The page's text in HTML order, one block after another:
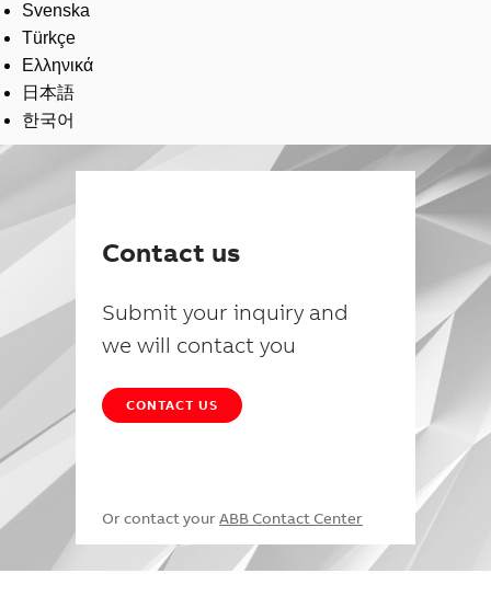
Svenska
Türkçe
Ελληνικά
日本語
한국어
Contact us
Submit your inquiry and
we will contact you
CONTACT US
Or contact your ABB Contact Center